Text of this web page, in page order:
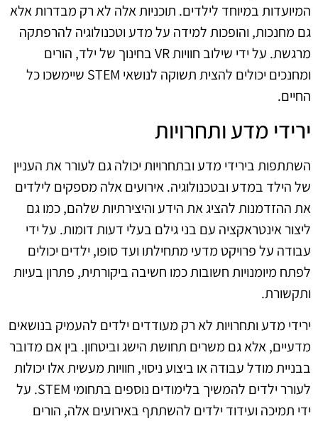
המיועדות במיוחד לילדים. תוכניות אלה לא רק מבדרות אלא
גם מחנכות, והופכות למידה על מדע וטכנולוגיה להרפתקה
מרגשת. על ידי שילוב חוויות VR בחינוך של ילד, הורים
ומחנכים יכולים להצית תשוקה לנושאי STEM שיימשכו כל
החיים.
ירידי מדע ותחרויות
השתתפות בירידי מדע ובתחרויות יכולה גם לעורר את העניין
של הילד במדע ובטכנולוגיה. אירועים אלה מספקים לילדים
את ההזדמנות להציג את הידע והיצירתיות שלהם, כמו גם
ליצור אינטראקציה עם בני גילם בעלי דעות דומות. על ידי
עבודה על פרויקט מדעי מתחילתו ועד סופו, ילדים יכולים
לפתח מיומנויות חשובות כמו חשיבה ביקורתית, פתרון בעיות
ותקשורת.
ירידי מדע ותחרויות לא רק מעודדים ילדים להעמיק בנושאים
מדעיים, אלא גם משרים תחושת הישג וביטחון. בין אם מדובר
בבניית מודל עבודה או ביצוע ניסוי, חוויות מעשית אלו יכולות
לעורר ילדים להמשיך בלימודים נוספים בתחומי STEM. על
ידי תמיכה ועידוד ילדים להשתתף באירועים אלה, הורים